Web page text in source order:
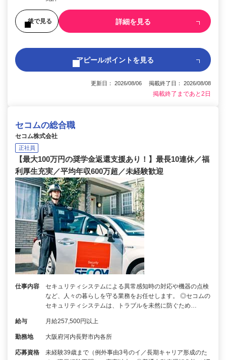
後で見る 詳細を見る
アピールポイントを見る
更新日： 2026/08/06 掲載終了日： 2026/08/08
掲載終了まであと2日
セコムの総合職
セコム株式会社
正社員
【最大100万円の奨学金返還支援あり！】最長10連休／福
利厚生充実／平均年収600万超／未経験歓迎
仕事内容
セキュリティシステムによる異常感知時の対応や機器の点検
など、人々の暮らしを守る業務をお任せします。 ◎セコムの
セキュリティシステムは、トラブルを未然に防ぐため…
給与 月給257,500円以上
勤務地 大阪府河内長野市内各所
応募資格
未経験39歳まで（例外事由3号のイ／長期キャリア形成のた